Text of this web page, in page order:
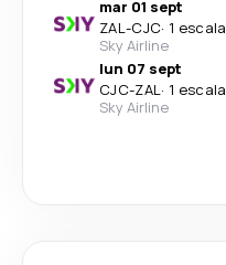
mar 01 sept
ZAL-CJC· 1 escala
Sky Airline
lun 07 sept
CJC-ZAL· 1 escala
Sky Airline